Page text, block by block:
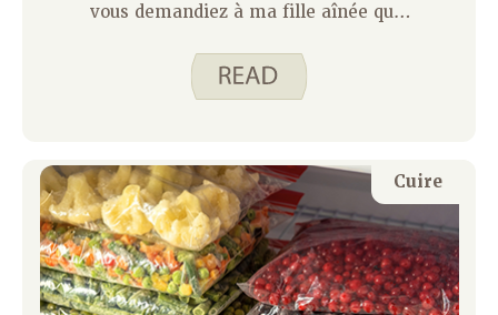
vous demandiez à ma fille aînée quel
garantir que sa réponse serait la glace
! Chaque semaine, quand je prépare
ma fille ajoutera.
Cuire